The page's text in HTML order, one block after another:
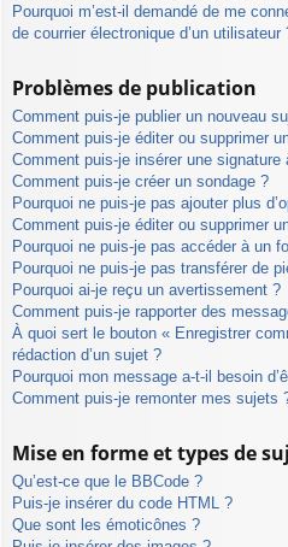
Pourquoi m’est-il demandé de me
de courrier électronique d’un utilisateur
Problèmes de publication
Comment puis-je publier un nouveau
Comment puis-je éditer ou supprimer
Comment puis-je insérer une signature
Comment puis-je créer un sondage ?
Pourquoi ne puis-je pas ajouter plus
Comment puis-je éditer ou supprimer
Pourquoi ne puis-je pas accéder à un
Pourquoi ne puis-je pas transférer de
Pourquoi ai-je reçu un avertissement ?
Comment puis-je rapporter des
À quoi sert le bouton « Enregistrer
rédaction d’un sujet ?
Pourquoi mon message a-t-il besoin
Comment puis-je remonter mes sujets
Mise en forme et types de
Qu’est-ce que le BBCode ?
Puis-je insérer du code HTML ?
Que sont les émoticônes ?